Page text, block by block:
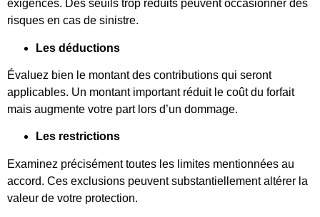
exigences. Des seuils trop réduits peuvent occasionner des
risques en cas de sinistre.
Les déductions
Évaluez bien le montant des contributions qui seront
applicables. Un montant important réduit le coût du forfait
mais augmente votre part lors d’un dommage.
Les restrictions
Examinez précisément toutes les limites mentionnées au
accord. Ces exclusions peuvent substantiellement altérer la
valeur de votre protection.